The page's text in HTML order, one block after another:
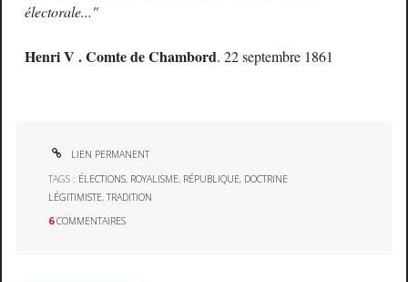
électorale..."
Henri V . Comte de Chambord. 22 septembre 1861
LIEN PERMANENT
TAGS : ÉLECTIONS, ROYALISME, RÉPUBLIQUE, DOCTRINE
LÉGITIMISTE,TRADITION
6 COMMENTAIRES